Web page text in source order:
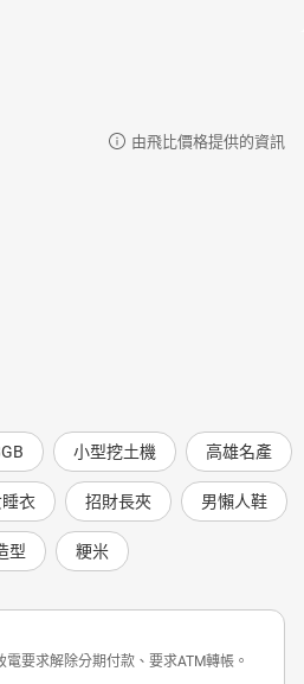
由飛比價格提供的資訊
小型挖土機 高雄名產
衣 招財長夾 男懶人鞋
型 粳米
要求解除分期付款、要求ATM轉帳。